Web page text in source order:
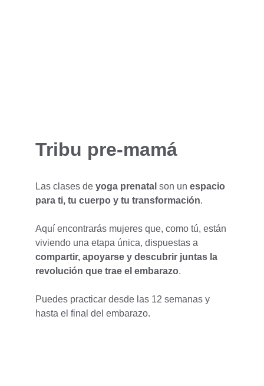
Tribu pre-mamá
Las clases de yoga prenatal son un espacio
para ti, tu cuerpo y tu transformación.
Aquí encontrarás mujeres que, como tú, están
viviendo una etapa única, dispuestas a
compartir, apoyarse y descubrir juntas la
revolución que trae el embarazo.
Puedes practicar desde las 12 semanas y
hasta el final del embarazo.